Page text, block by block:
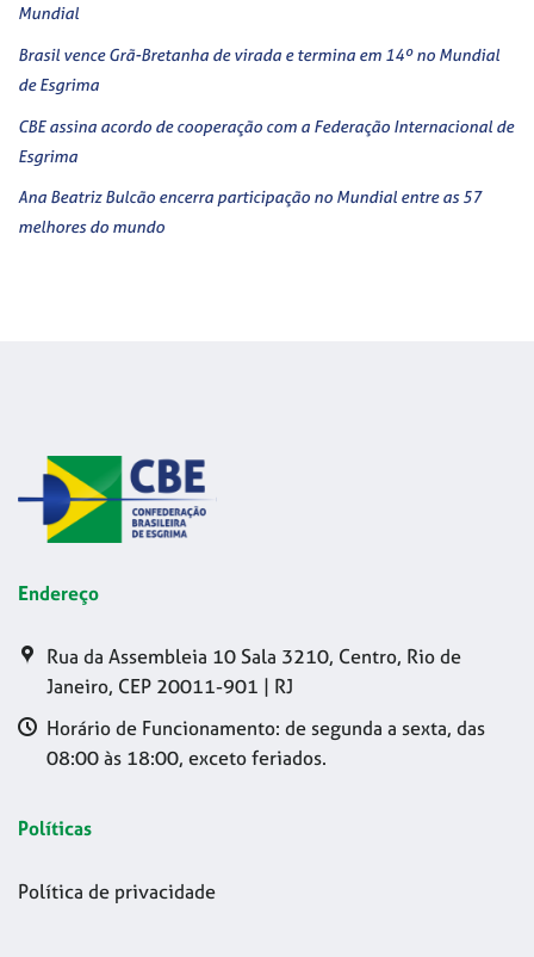
Mundial
Brasil vence Grã-Bretanha de virada e termina em 14º no Mundial
de Esgrima
CBE assina acordo de cooperação com a Federação Internacional de
Esgrima
Ana Beatriz Bulcão encerra participação no Mundial entre as 57
melhores do mundo
Endereço
Rua da Assembleia 10 Sala 3210, Centro, Rio de
Janeiro, CEP 20011-901 | RJ
Horário de Funcionamento: de segunda a sexta, das
08:00 às 18:00, exceto feriados.
Políticas
Política de privacidade